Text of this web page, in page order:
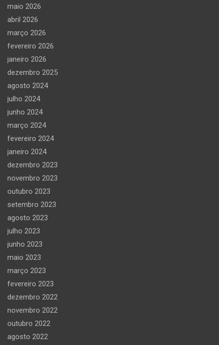
maio 2026
abril 2026
março 2026
fevereiro 2026
janeiro 2026
dezembro 2025
agosto 2024
julho 2024
junho 2024
março 2024
fevereiro 2024
janeiro 2024
dezembro 2023
novembro 2023
outubro 2023
setembro 2023
agosto 2023
julho 2023
junho 2023
maio 2023
março 2023
fevereiro 2023
dezembro 2022
novembro 2022
outubro 2022
agosto 2022